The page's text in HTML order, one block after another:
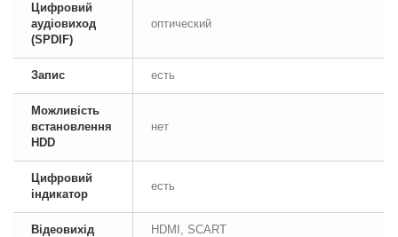
Цифровий
аудіовиход
(SPDIF)
оптический
Запис есть
Можливість
встановлення
HDD
нет
Цифровий
індикатор
есть
Відеовихід HDMI, SCART